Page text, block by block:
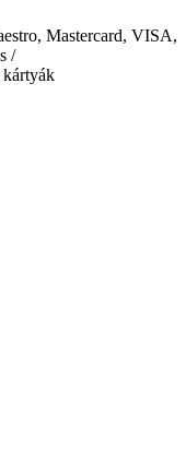
Mastercard, VISA,
/
kártyák